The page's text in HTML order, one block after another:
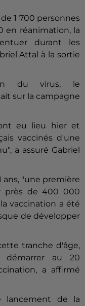
1 700 personnes
en réanimation, la
durant les
Attal à la sortie
du virus, le
sur la campagne
eu lieu hier et
vaccinés d'une
a assuré Gabriel
ans, "une première
près de 400 000
vaccination a été
de développer
tranche d'âge,
au 20
a affirmé
lancement de la